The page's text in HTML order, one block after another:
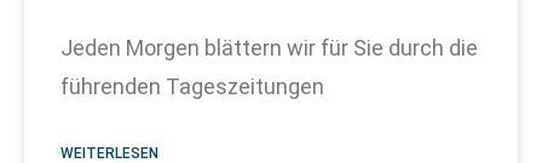
Jeden Morgen blättern wir für Sie durch die
führenden Tageszeitungen
WEITERLESEN